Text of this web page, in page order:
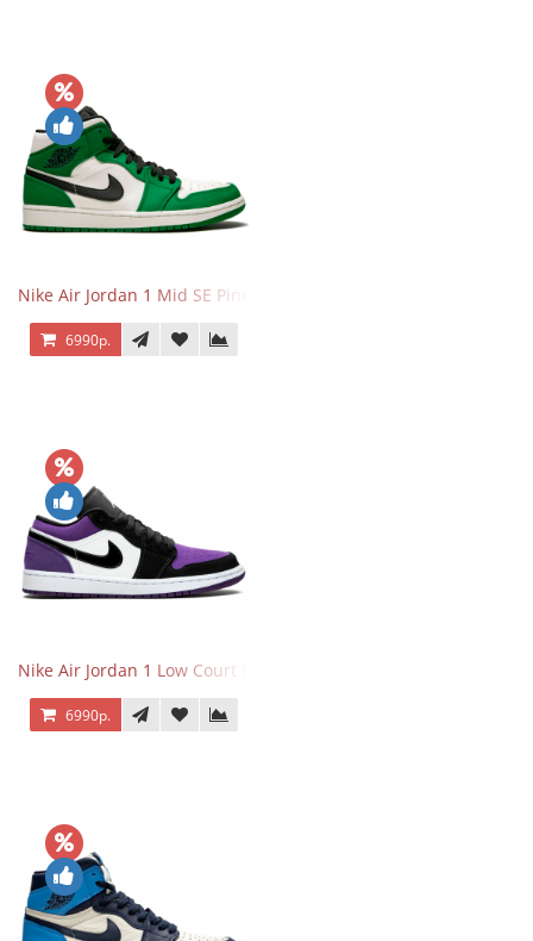
Nike Air Jordan 1 Mid SE Pine Green
6990р.
Nike Air Jordan 1 Low Court Purple
6990р.